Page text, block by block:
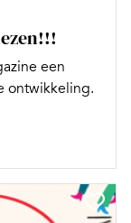
een
ontwikkeling.